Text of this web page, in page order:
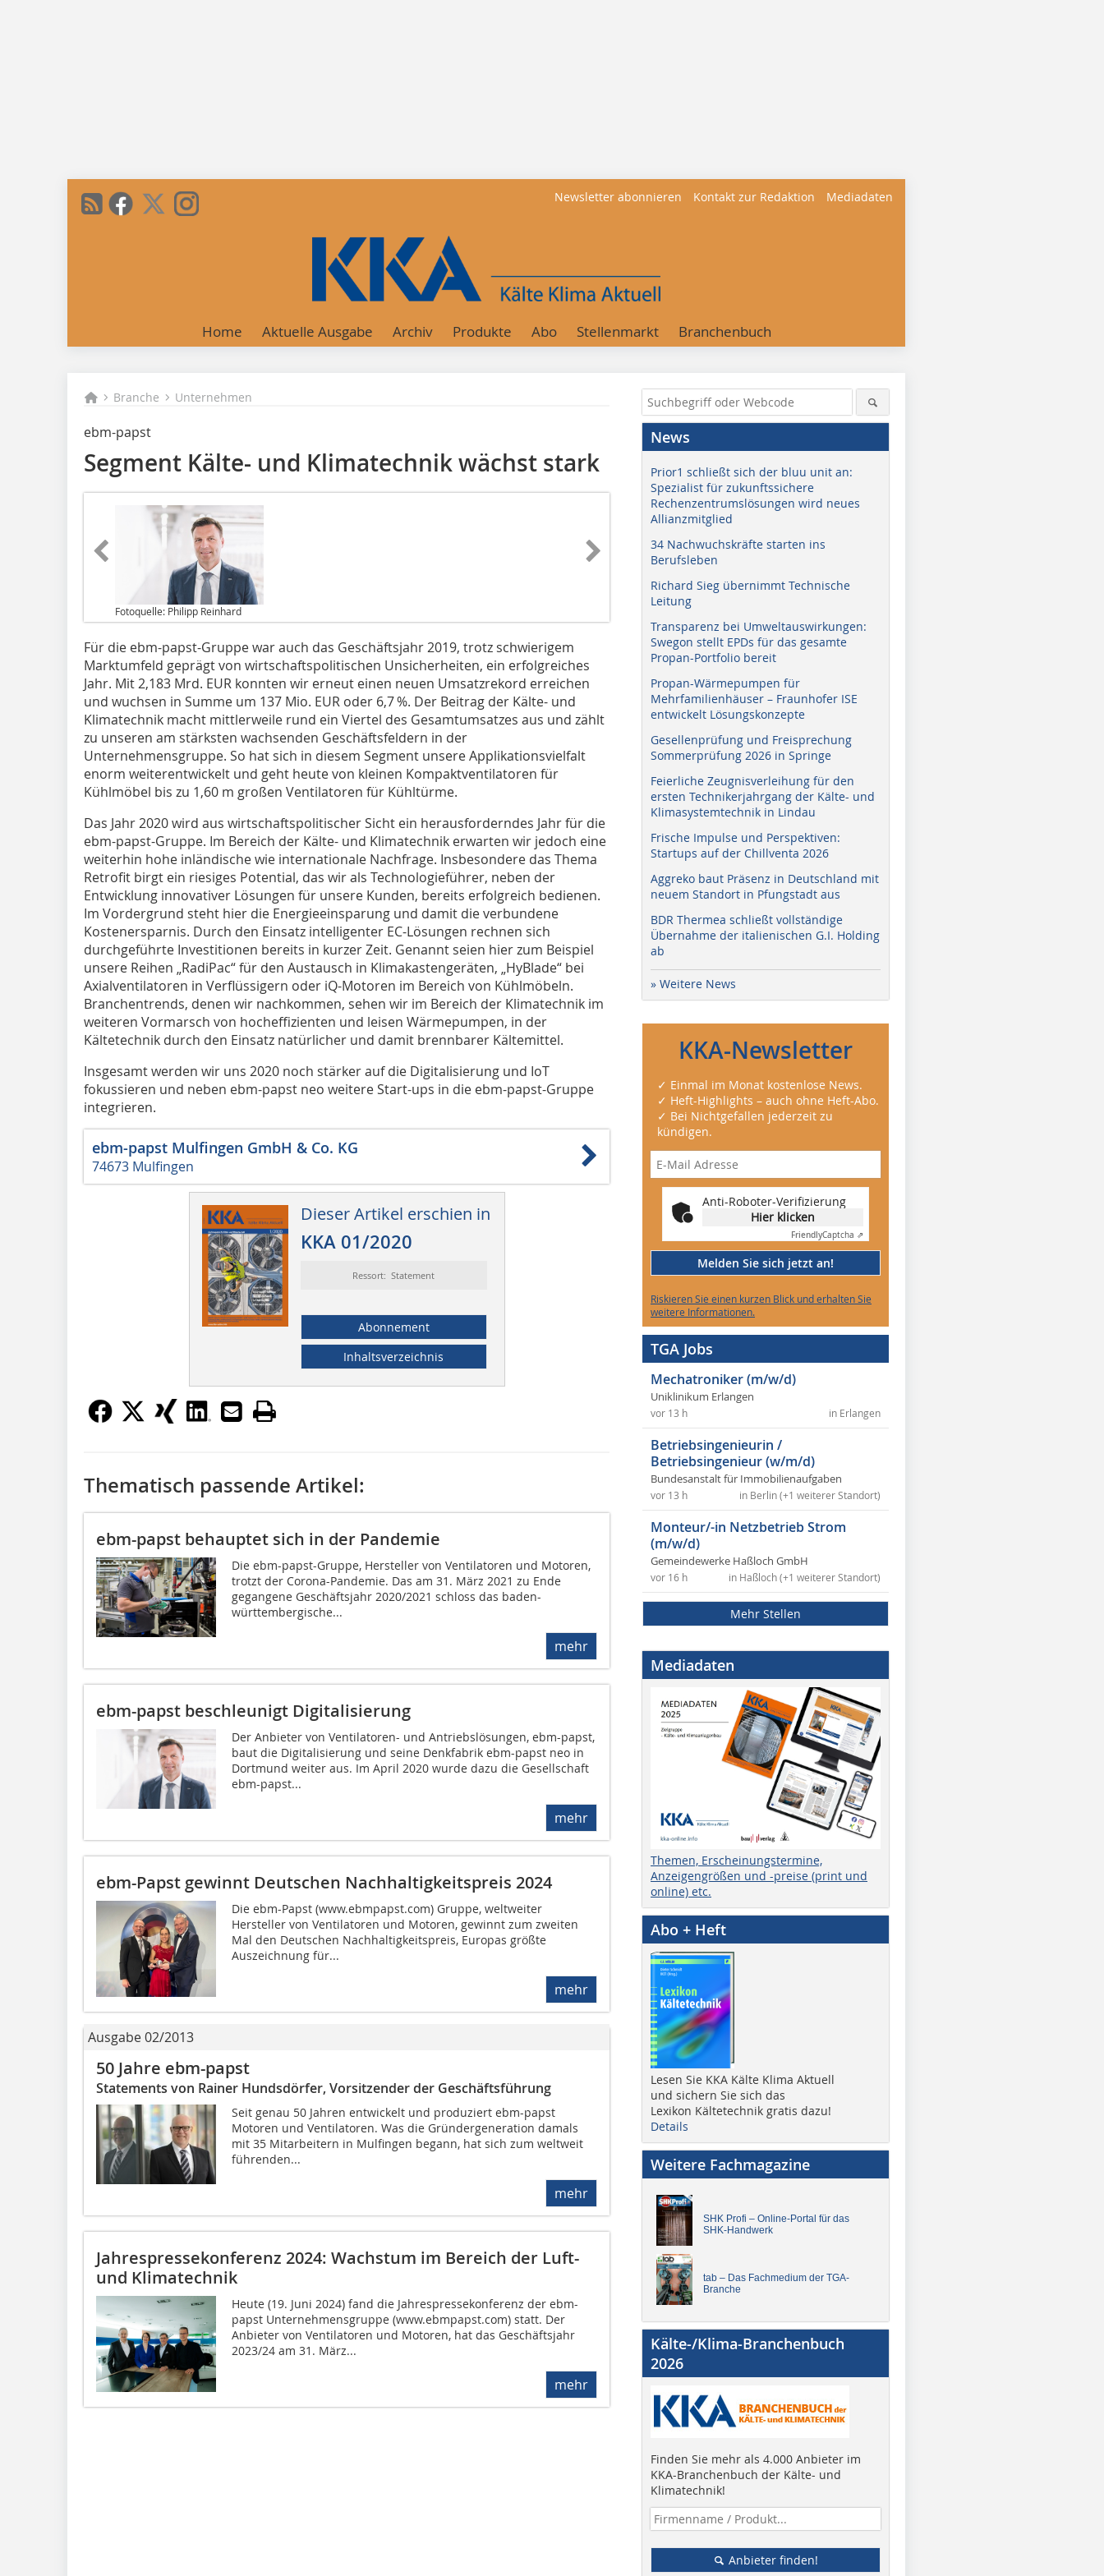
Newsletter abonnieren Kontakt zur Redaktion Mediadaten
Home Aktuelle Ausgabe Archiv Produkte Abo Stellenmarkt Branchenbuch
Branche Unternehmen
ebm-papst
Segment Kälte- und Klimatechnik wächst stark
Fotoquelle: Philipp Reinhard
Für die ebm-papst-Gruppe war auch das Geschäftsjahr 2019, trotz schwierigem
Marktumfeld geprägt von wirtschaftspolitischen Unsicherheiten, ein erfolgreiches
Jahr. Mit 2,183 Mrd. EUR konnten wir erneut einen neuen Umsatzrekord erreichen
und wuchsen in Summe um 137 Mio. EUR oder 6,7 %. Der Beitrag der Kälte- und
Klimatechnik macht mittlerweile rund ein Viertel des Gesamtumsatzes aus und zählt
zu unseren am stärksten wachsenden Geschäftsfeldern in der
Unternehmensgruppe. So hat sich in diesem Segment unsere Applikationsvielfalt
enorm weiterentwickelt und geht heute von kleinen Kompaktventilatoren für
Kühlmöbel bis zu 1,60 m großen Ventilatoren für Kühltürme.
Das Jahr 2020 wird aus wirtschaftspolitischer Sicht ein herausforderndes Jahr für die
ebm-papst-Gruppe. Im Bereich der Kälte- und Klimatechnik erwarten wir jedoch eine
weiterhin hohe inländische wie internationale Nachfrage. Insbesondere das Thema
Retrofit birgt ein riesiges Potential, das wir als Technologieführer, neben der
Entwicklung innovativer Lösungen für unsere Kunden, bereits erfolgreich bedienen.
Im Vordergrund steht hier die Energieeinsparung und damit die verbundene
Kostenersparnis. Durch den Einsatz intelligenter EC-Lösungen rechnen sich
durchgeführte Investitionen bereits in kurzer Zeit. Genannt seien hier zum Beispiel
unsere Reihen „RadiPac“ für den Austausch in Klimakastengeräten, „HyBlade“ bei
Axialventilatoren in Verflüssigern oder iQ-Motoren im Bereich von Kühlmöbeln.
Branchentrends, denen wir nachkommen, sehen wir im Bereich der Klimatechnik im
weiteren Vormarsch von hocheffizienten und leisen Wärmepumpen, in der
Kältetechnik durch den Einsatz natürlicher und damit brennbarer Kältemittel.
Insgesamt werden wir uns 2020 noch stärker auf die Digitalisierung und IoT
fokussieren und neben ebm-papst neo weitere Start-ups in die ebm-papst-Gruppe
integrieren.
ebm-papst Mulfingen GmbH & Co. KG
74673 Mulfingen
Dieser Artikel erschien in
KKA 01/2020
Ressort: Statement
Abonnement
Inhaltsverzeichnis
Thematisch passende Artikel:
ebm-papst behauptet sich in der Pandemie
Die ebm-papst-Gruppe, Hersteller von Ventilatoren und Motoren,
trotzt der Corona-Pandemie. Das am 31. März 2021 zu Ende
gegangene Geschäftsjahr 2020/2021 schloss das baden-
württembergische...
mehr
ebm-papst beschleunigt Digitalisierung
Der Anbieter von Ventilatoren- und Antriebslösungen, ebm-papst,
baut die Digitalisierung und seine Denkfabrik ebm-papst neo in
Dortmund weiter aus. Im April 2020 wurde dazu die Gesellschaft
ebm-papst...
mehr
ebm-Papst gewinnt Deutschen Nachhaltigkeitspreis 2024
Die ebm-Papst (www.ebmpapst.com) Gruppe, weltweiter
Hersteller von Ventilatoren und Motoren, gewinnt zum zweiten
Mal den Deutschen Nachhaltigkeitspreis, Europas größte
Auszeichnung für...
mehr
Ausgabe 02/2013
50 Jahre ebm-papst
Statements von Rainer Hundsdörfer, Vorsitzender der Geschäftsführung
Seit genau 50 Jahren entwickelt und produziert ebm-papst
Motoren und Ventilatoren. Was die Gründergeneration damals
mit 35 Mitarbeitern in Mulfingen begann, hat sich zum weltweit
führenden...
mehr
Jahrespressekonferenz 2024: Wachstum im Bereich der Luft-
und Klimatechnik
Heute (19. Juni 2024) fand die Jahrespressekonferenz der ebm-
papst Unternehmensgruppe (www.ebmpapst.com) statt. Der
Anbieter von Ventilatoren und Motoren, hat das Geschäftsjahr
2023/24 am 31. März...
mehr
News
Prior1 schließt sich der bluu unit an:
Spezialist für zukunftssichere
Rechenzentrumslösungen wird neues
Allianzmitglied
34 Nachwuchskräfte starten ins
Berufsleben
Richard Sieg übernimmt Technische
Leitung
Transparenz bei Umweltauswirkungen:
Swegon stellt EPDs für das gesamte
Propan-Portfolio bereit
Propan-Wärmepumpen für
Mehrfamilienhäuser – Fraunhofer ISE
entwickelt Lösungskonzepte
Gesellenprüfung und Freisprechung
Sommerprüfung 2026 in Springe
Feierliche Zeugnisverleihung für den
ersten Technikerjahrgang der Kälte- und
Klimasystemtechnik in Lindau
Frische Impulse und Perspektiven:
Startups auf der Chillventa 2026
Aggreko baut Präsenz in Deutschland mit
neuem Standort in Pfungstadt aus
BDR Thermea schließt vollständige
Übernahme der italienischen G.I. Holding
ab
» Weitere News
KKA-Newsletter
✓ Einmal im Monat kostenlose News.
✓ Heft-Highlights – auch ohne Heft-Abo.
✓ Bei Nichtgefallen jederzeit zu
kündigen.
Anti-Roboter-Verifizierung
Hier klicken
FriendlyCaptcha ⇗
Melden Sie sich jetzt an!
Riskieren Sie einen kurzen Blick und erhalten Sie
weitere Informationen.
TGA Jobs
Mechatroniker (m/w/d)
Uniklinikum Erlangen
in Erlangen
vor 13 h
Betriebsingenieurin /
Betriebsingenieur (w/m/d)
Bundesanstalt für Immobilienaufgaben
in Berlin (+1 weiterer Standort)
vor 13 h
Monteur/-in Netzbetrieb Strom
(m/w/d)
Gemeindewerke Haßloch GmbH
in Haßloch (+1 weiterer Standort)
vor 16 h
Mehr Stellen
Mediadaten
Themen, Erscheinungstermine,
Anzeigengrößen und -preise (print und
online) etc.
Abo + Heft
Lesen Sie KKA Kälte Klima Aktuell
und sichern Sie sich das
Lexikon Kältetechnik gratis dazu!
Details
Weitere Fachmagazine
SHK Profi – Online-Portal für das
SHK-Handwerk
tab – Das Fachmedium der TGA-
Branche
Kälte-/Klima-Branchenbuch
2026
Finden Sie mehr als 4.000 Anbieter im
KKA-Branchenbuch der Kälte- und
Klimatechnik!
Anbieter finden!